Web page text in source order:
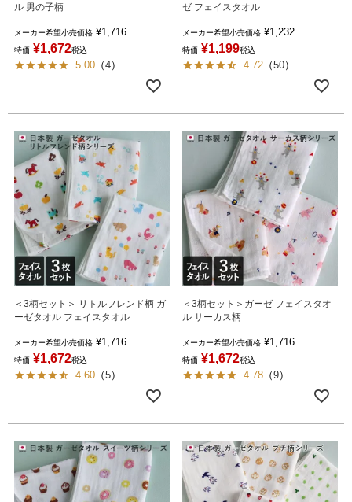
ル 男の子柄
メーカー希望小売価格 ¥1,716
特価 ¥1,672税込
5.00 （4）
ゼ フェイスタオル
メーカー希望小売価格 ¥1,232
特価 ¥1,199税込
4.72 （50）
＜3柄セット＞ リトルフレンド柄 ガ
ーゼタオル フェイスタオル
メーカー希望小売価格 ¥1,716
特価 ¥1,672税込
4.60 （5）
＜3柄セット＞ガーゼ フェイスタオ
ル サーカス柄
メーカー希望小売価格 ¥1,716
特価 ¥1,672税込
4.78 （9）